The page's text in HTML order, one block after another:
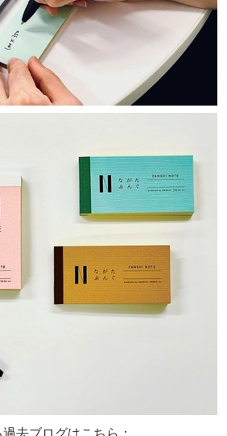
去ブログはこちら：